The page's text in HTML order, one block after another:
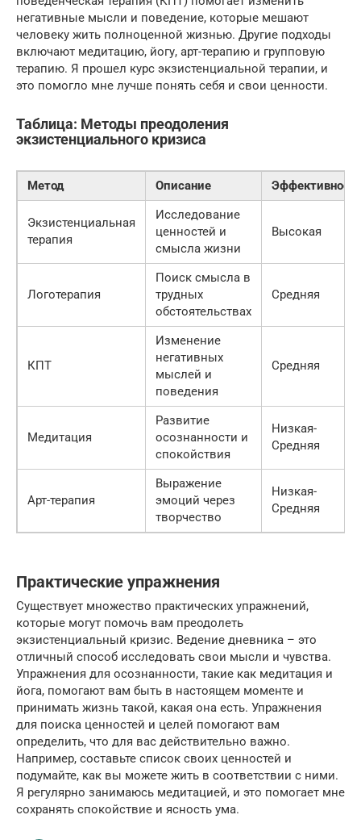
негативные мысли и поведение, которые мешают
человеку жить полноценной жизнью. Другие подходы
включают медитацию, йогу, арт-терапию и групповую
терапию. Я прошел курс экзистенциальной терапии, и
это помогло мне лучше понять себя и свои ценности.
Таблица: Методы преодоления
экзистенциального кризиса
Метод Описание
Экзистенциальная
терапия
Исследование
ценностей и
смысла жизни
Высокая
Логотерапия
Поиск смысла в
трудных
обстоятельствах
Средняя
КПТ
Изменение
негативных
мыслей и
поведения
Средняя
Медитация
Развитие
осознанности и
спокойствия
Низкая-
Средняя
Арт-терапия
Выражение
эмоций через
творчество
Низкая-
Средняя
Практические упражнения
Существует множество практических упражнений,
которые могут помочь вам преодолеть
экзистенциальный кризис. Ведение дневника – это
отличный способ исследовать свои мысли и чувства.
Упражнения для осознанности, такие как медитация и
йога, помогают вам быть в настоящем моменте и
принимать жизнь такой, какая она есть. Упражнения
для поиска ценностей и целей помогают вам
определить, что для вас действительно важно.
Например, составьте список своих ценностей и
подумайте, как вы можете жить в соответствии с ними.
Я регулярно занимаюсь медитацией, и это помогает мне
сохранять спокойствие и ясность ума.